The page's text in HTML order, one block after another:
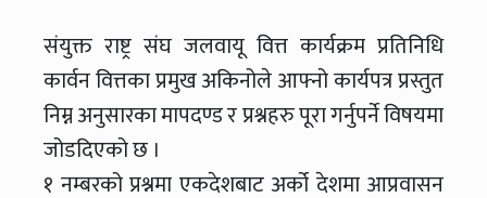
संयुक्त राष्ट्र संघ जलवायू वित्त कार्यक्रम प्रतिनिधि
कार्वन वित्तका प्रमुख अकिनोले आफ्नो कार्यपत्र प्रस्तुत
निम्न अनुसारका मापदण्ड र प्रश्नहरु पूरा गर्नुपर्ने विषयमा
जोडदिएको छ ।
१ नम्बरको प्रश्नमा एकदेशबाट अर्को देशमा आप्रवासन